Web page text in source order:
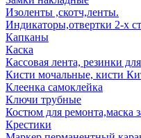
Изоленты ,скотч,ленты.
Индикаторы,отвертки 2-х
Капканы
Каска
Кассовая лента, резинки
Кисти мочальные, кисти
Клеенка самоклейка
Ключи трубные
Костюм для ремонта,маска
Крестики